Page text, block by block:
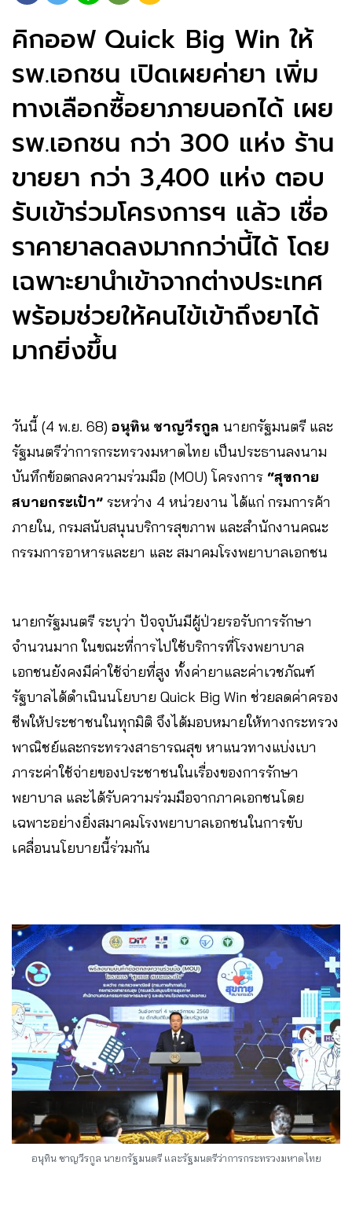
คิกออฟ Quick Big Win ให้
รพ.เอกชน เปิดเผยค่ายา เพิ่ม
ทางเลือกซื้อยาภายนอกได้ เผย
รพ.เอกชน กว่า 300 แห่ง ร้าน
ขายยา กว่า 3,400 แห่ง ตอบ
รับเข้าร่วมโครงการฯ แล้ว เชื่อ
ราคายาลดลงมากกว่านี้ได้ โดย
เฉพาะยานำเข้าจากต่างประเทศ
พร้อมช่วยให้คนไข้เข้าถึงยาได้
มากยิ่งขึ้น
วันนี้ (4 พ.ย. 68) อนุทิน ชาญวีรกูล นายกรัฐมนตรี และ
รัฐมนตรีว่าการกระทรวงมหาดไทย เป็นประธานลงนาม
บันทึกข้อตกลงความร่วมมือ (MOU) โครงการ “สุขกาย
สบายกระเป๋า” ระหว่าง 4 หน่วยงาน ได้แก่ กรมการค้า
ภายใน, กรมสนับสนุนบริการสุขภาพ และสำนักงานคณะ
กรรมการอาหารและยา และ สมาคมโรงพยาบาลเอกชน
นายกรัฐมนตรี ระบุว่า ปัจจุบันมีผู้ป่วยรอรับการรักษา
จำนวนมาก ในขณะที่การไปใช้บริการที่โรงพยาบาล
เอกชนยังคงมีค่าใช้จ่ายที่สูง ทั้งค่ายาและค่าเวชภัณฑ์
รัฐบาลได้ดำเนินนโยบาย Quick Big Win ช่วยลดค่าครอง
ชีพให้ประชาชนในทุกมิติ จึงได้มอบหมายให้ทางกระทรวง
พาณิชย์และกระทรวงสาธารณสุข หาแนวทางแบ่งเบา
ภาระค่าใช้จ่ายของประชาชนในเรื่องของการรักษา
พยาบาล และได้รับความร่วมมือจากภาคเอกชนโดย
เฉพาะอย่างยิ่งสมาคมโรงพยาบาลเอกชนในการขับ
เคลื่อนนโยบายนี้ร่วมกัน
อนุทิน ชาญวีรกูล นายกรัฐมนตรี และรัฐมนตรีว่าการกระทรวงมหาดไทย